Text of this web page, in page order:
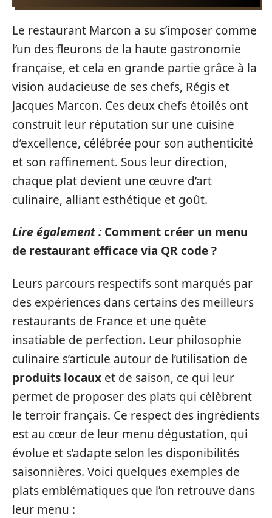
Le restaurant Marcon a su s’imposer comme
l’un des fleurons de la haute gastronomie
française, et cela en grande partie grâce à la
vision audacieuse de ses chefs, Régis et
Jacques Marcon. Ces deux chefs étoilés ont
construit leur réputation sur une cuisine
d’excellence, célébrée pour son authenticité
et son raffinement. Sous leur direction,
chaque plat devient une œuvre d’art
culinaire, alliant esthétique et goût.
Lire également : Comment créer un menu
de restaurant efficace via QR code ?
Leurs parcours respectifs sont marqués par
des expériences dans certains des meilleurs
restaurants de France et une quête
insatiable de perfection. Leur philosophie
culinaire s’articule autour de l’utilisation de
produits locaux et de saison, ce qui leur
permet de proposer des plats qui célèbrent
le terroir français. Ce respect des ingrédients
est au cœur de leur menu dégustation, qui
évolue et s’adapte selon les disponibilités
saisonnières. Voici quelques exemples de
plats emblématiques que l’on retrouve dans
leur menu :